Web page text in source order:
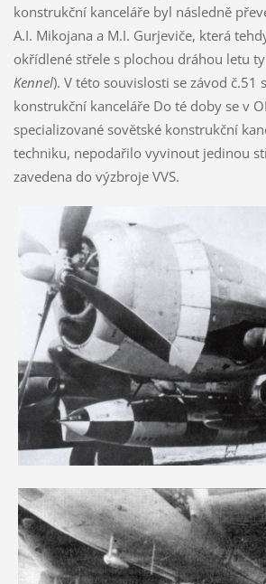
konstrukční kanceláře byl následně
A.I. Mikojana a M.I. Gurjeviče, která
okřídlené střele s plochou dráhou letu
Kennel). V této souvislosti se závod č.51
konstrukční kanceláře Do té doby se v
specializované sovětské konstrukční
techniku, nepodařilo vyvinout jedinou
zavedena do výzbroje VVS.